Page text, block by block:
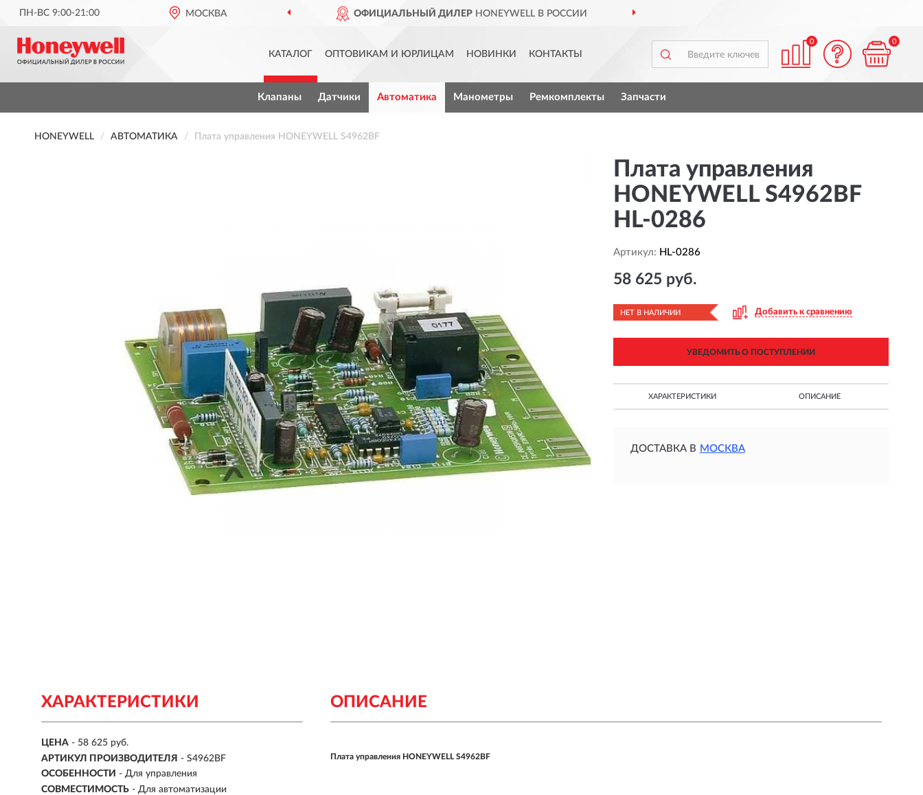
ПН-ВС 9:00-21:00 МОСКВА ОФИЦИАЛЬНЫЙ ДИЛЕРHONEYWELL В РОССИИ
КАТАЛОГ ОПТОВИКАМ И ЮРЛИЦАМ НОВИНКИ КОНТАКТЫ
0 0
Клапаны Датчики Автоматика Манометры Ремкомплекты Запчасти
HONEYWELL АВТОМАТИКА Плата управления HONEYWELL S4962BF
Плата управления
HONEYWELL S4962BF
HL-0286
Артикул: HL-0286
58 625 руб.
НЕТ В НАЛИЧИИ Добавить к сравнению
УВЕДОМИТЬ О ПОСТУПЛЕНИИ
ХАРАКТЕРИСТИКИ ОПИСАНИЕ
ДОСТАВКА В МОСКВА
ХАРАКТЕРИСТИКИ
ЦЕНА - 58 625 руб.
АРТИКУЛ ПРОИЗВОДИТЕЛЯ - S4962BF
ОСОБЕННОСТИ - Для управления
СОВМЕСТИМОСТЬ - Для автоматизации
ОПИСАНИЕ
Плата управления HONEYWELL S4962BF